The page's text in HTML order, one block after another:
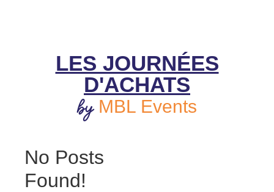
LES JOURNÉES
D'ACHATS
by MBL Events
No Posts
Found!